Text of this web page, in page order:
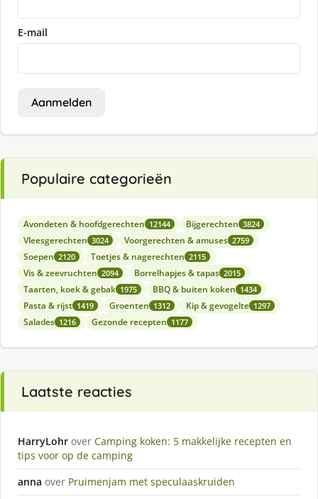
E-mail
Aanmelden
Populaire categorieën
Avondeten & hoofdgerechten 12144 Bijgerechten 3824
Vleesgerechten 3024 Voorgerechten & amuses 2759
Soepen 2120 Toetjes & nagerechten 2115
Vis & zeevruchten 2094 Borrelhapjes & tapas 2015
Taarten, koek & gebak 1975 BBQ & buiten koken 1434
Pasta & rijst 1419 Groenten 1312 Kip & gevogelte 1297
Salades 1216 Gezonde recepten 1177
Laatste reacties
HarryLohr over Camping koken: 5 makkelijke recepten en
tips voor op de camping
anna over Pruimenjam met speculaaskruiden